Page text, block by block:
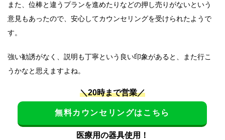
また、位棒と違うプランを進めたりなどの押し売りがないという
意見もあったので、安心してカウンセリングを受けられたようで
す。
強い勧誘がなく、説明も丁寧という良い印象があると、また行こ
うかなと思えますよね。
＼20時まで営業／
無料カウンセリングはこちら
医療用の器具使用！